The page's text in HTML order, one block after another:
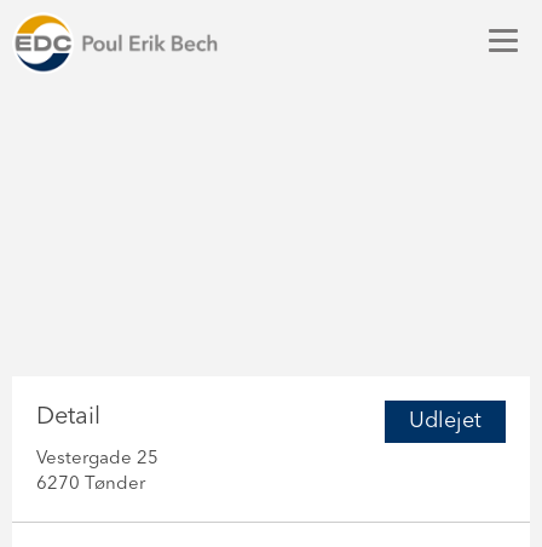
Udlejet
Detail
Vestergade 25
6270 Tønder